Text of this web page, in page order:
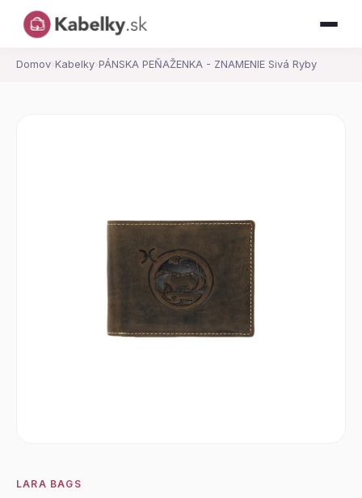
Domov› Kabelky› PÁNSKA PEŇAŽENKA - ZNAMENIE Sivá Ryby
LARA BAGS